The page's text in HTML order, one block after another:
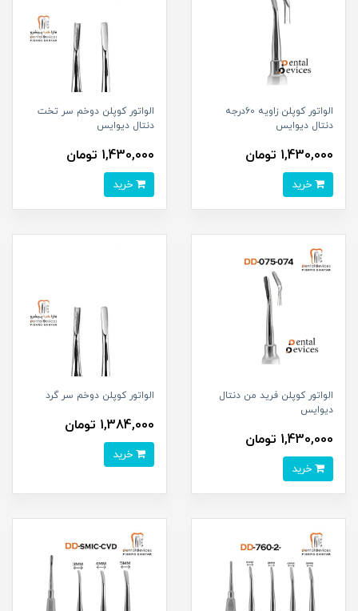
الواتور کوپلن زاویه 60درجه
دنتال دیوایس
1,430,000 تومان
الواتور کوپلن دوخم سر تخت
دنتال دیوایس
1,430,000 تومان
الواتور کوپلن فرید من دنتال
دیوایس
1,430,000 تومان
الواتور کوپلن دوخم سر گرد
1,384,000 تومان